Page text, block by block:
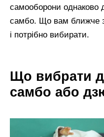
самооборони однаково
самбо. Що вам ближче
і потрібно вибирати.
Що вибрати
самбо або